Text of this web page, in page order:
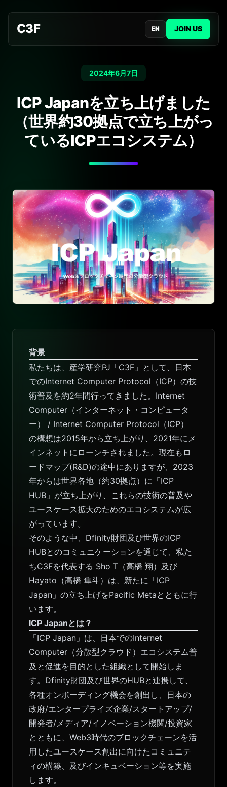
C3F EN JOIN US
2024年6月7日
ICP Japanを立ち上げました
（世界約30拠点で立ち上がっ
ているICPエコシステム）
背景
私たちは、産学研究PJ「C3F」として、日本
でのInternet Computer Protocol（ICP）の技
術普及を約2年間行ってきました。 Internet
Computer（インターネット・コンピュータ
ー） / Internet Computer Protocol（ICP）
の構想は2015年から立ち上がり、2021年にメ
インネットにローンチされました。現在もロ
ードマップ(R&D)の途中にありますが、2023
年からは世界各地（約30拠点）に「ICP
HUB」が立ち上がり、これらの技術の普及や
ユースケース拡大のためのエコシステムが広
がっています。
そのような中、Dfinity財団及び世界のICP
HUBとのコミュニケーションを通じて、私た
ちC3Fを代表する Sho T（高橋 翔）及び
Hayato（高橋 隼斗）は、新たに「ICP
Japan」の立ち上げをPacific Metaとともに行
います。
ICP Japanとは？
「ICP Japan」は、日本でのInternet
Computer（分散型クラウド）エコシステム普
及と促進を目的とした組織として開始しま
す。Dfinity財団及び世界のHUBと連携して、
各種オンボーディング機会を創出し、日本の
政府/エンタープライズ企業/スタートアップ/
開発者/メディア/イノベーション機関/投資家
とともに、Web3時代のブロックチェーンを活
用したユースケース創出に向けたコミュニテ
ィの構築、及びインキュベーション等を実施
します。